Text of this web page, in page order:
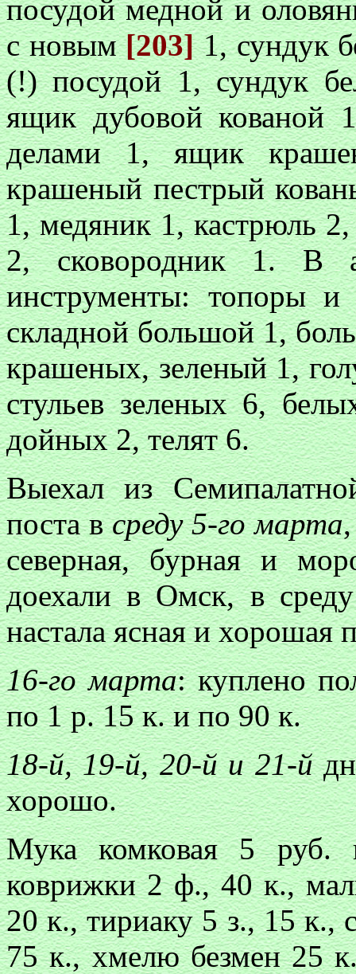
посудой медной и
с новым[203]1, сундук
(!) посудой 1, сундук
ящик дубовой кованой
делами 1, ящик
крашеный пестрый
1, медяник 1, кастрюль
2, сковородник 1. В
инструменты: топоры
складной большой 1,
крашеных, зеленый 1,
стульев зеленых 6,
дойных 2, телят 6.
Выехал из
поста всреду 5-го марта
северная, бурная и
доехали в Омск, в
настала ясная и хорошая
16-го марта: куплено
по 1 р. 15 к. и по 90 к.
18-й, 19-й, 20-й и 21-й
хорошо.
Мука комковая 5
коврижки 2 ф., 40 к.,
20 к., тириаку 5 з., 15 к.,
75 к., хмелю безмен 25